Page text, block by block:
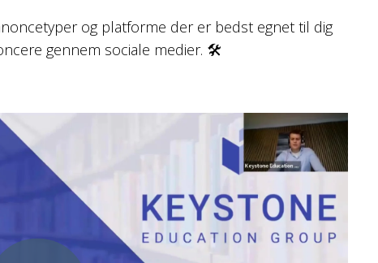
og platforme der er bedst egnet til dig
gennem sociale medier. 🛠️